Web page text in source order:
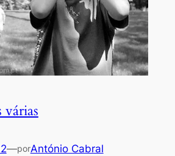
várias
—porAntónio Cabral